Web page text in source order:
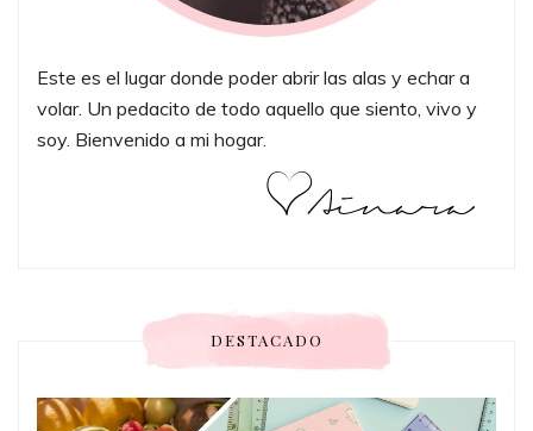
Este es el lugar donde poder abrir las alas y echar a
volar. Un pedacito de todo aquello que siento, vivo y
soy. Bienvenido a mi hogar.
DESTACADO